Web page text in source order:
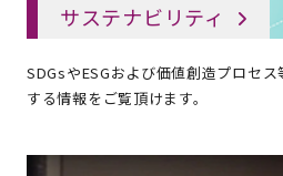
サステナビリティ
SDGsやESGおよび価値創造プロセ
する情報をご覧頂けます。